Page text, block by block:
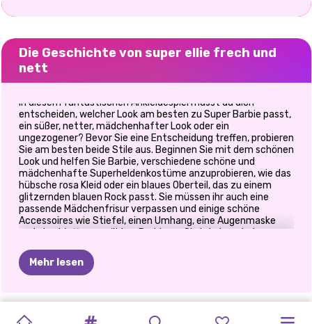
Die Geschichte von super ellie frech und
nett
In diesem fantastischen Ankleidespiel musst du dich
entscheiden, welcher Look am besten zu Super Barbie passt,
ein süßer, netter, mädchenhafter Look oder ein
ungezogener? Bevor Sie eine Entscheidung treffen, probieren
Sie am besten beide Stile aus. Beginnen Sie mit dem schönen
Look und helfen Sie Barbie, verschiedene schöne und
mädchenhafte Superheldenkostüme anzuprobieren, wie das
hübsche rosa Kleid oder ein blaues Oberteil, das zu einem
glitzernden blauen Rock passt. Sie müssen ihr auch eine
passende Mädchenfrisur verpassen und einige schöne
Accessoires wie Stiefel, einen Umhang, eine Augenmaske
und eine Waffe auswählen. Probieren Sie jetzt auch den
entscheiden können, kombinieren Sie beide Stile. Sie haben
die Möglichkeit, die netten und frechen Outfits zu
dieses aufregenden neuen Super Barbie Naughty And Nice-
Spiels, Mädels!
Mehr lesen
DER
DRESS-UP
PRINZESSINNEN-
BÖSEWICHTE ELIZA